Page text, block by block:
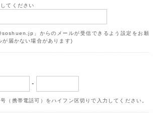
てください
」からのメールが受信できるよう設定をお願
が届かない場合があります)
-
（携帯電話可）をハイフン区切りで入力してください。